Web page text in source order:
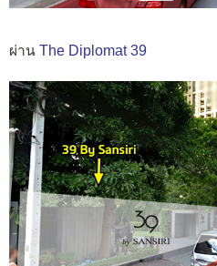
ผ่าน The Diplomat 39